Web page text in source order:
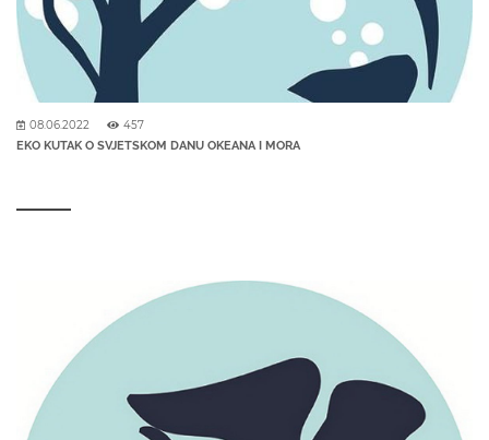
08.06.2022 457
EKO KUTAK O SVJETSKOM DANU OKEANA I MORA